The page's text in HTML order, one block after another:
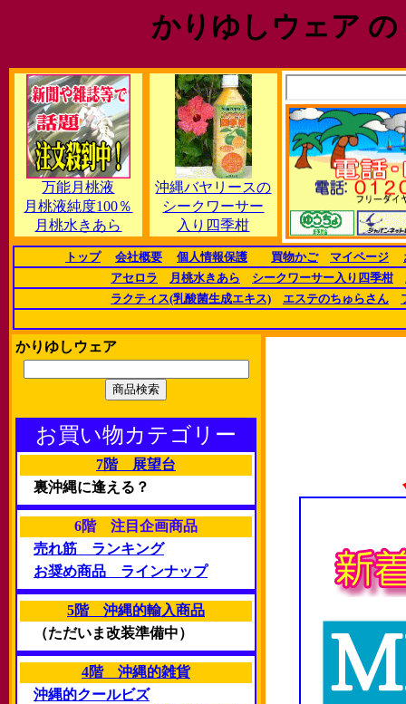
かりゆしウェア
万能月桃液
月桃液純度100％
月桃水きあら
沖縄バヤリースの
シークワーサー
入り四季柑
トップ 会社概要 個人情報保護 買物かご マイページ
アセロラ
月桃水きあら シークワーサー入り四季柑
ラクティス(乳酸菌生成エキス)
エステのちゅらさん
かりゆしウェア
お買い物カテゴリー
7階 展望台
裏沖縄に逢える？
6階 注目企画商品
売れ筋 ランキング
お奨め商品 ラインナップ
5階 沖縄的輸入商品
（ただいま改装準備中）
4階 沖縄的雑貨
沖縄的クールビズ